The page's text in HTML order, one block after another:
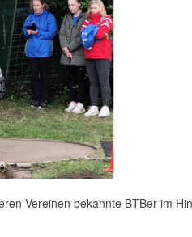
Vereinen bekannte BTBer im